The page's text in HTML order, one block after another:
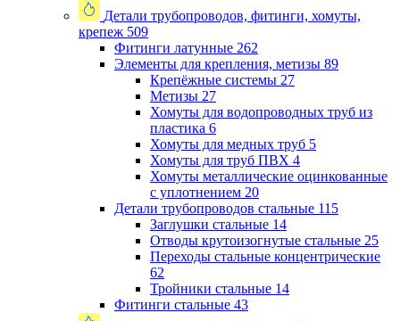
Детали трубопроводов, фитинги, хомуты,
крепеж 509
Фитинги латунные 262
Элементы для крепления, метизы 89
Крепёжные системы 27
Метизы 27
Хомуты для водопроводных труб из
пластика 6
Хомуты для медных труб 5
Хомуты для труб ПВХ 4
Хомуты металлические оцинкованные
с уплотнением 20
Детали трубопроводов стальные 115
Заглушки стальные 14
Отводы крутоизогнутые стальные 25
Переходы стальные концентрические
62
Тройники стальные 14
Фитинги стальные 43